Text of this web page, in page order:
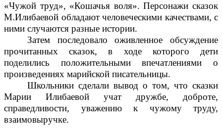
«Чужой труд», «Кошачья воля». Персонажи сказок
М.Илибаевой обладают человеческими качествами, с
ними случаются разные истории.
Затем последовало оживленное обсуждение
прочитанных сказок, в ходе которого дети
поделились положительными впечатлениями о
произведениях марийской писательницы.
Школьники сделали вывод о том, что сказки
Марии Илибаевой учат дружбе, доброте,
справедливости, уважению к чужому труду,
взаимовыручке.